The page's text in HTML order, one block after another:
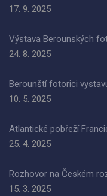
17. 9. 2025
Výstava Berounských
24. 8. 2025
Berounští fotorici
10. 5. 2025
Atlantické pobřeží
25. 4. 2025
Rozhovor na Českém
15. 3. 2025